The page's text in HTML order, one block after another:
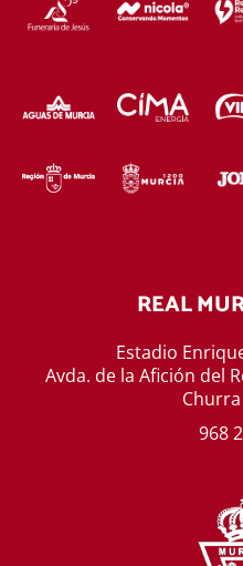
REAL
Estadio
Avda. de la Afición del
968